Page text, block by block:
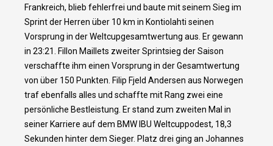
Frankreich, blieb fehlerfrei und baute mit seinem Sieg im
Sprint der Herren über 10 km in Kontiolahti seinen
Vorsprung in der Weltcupgesamtwertung aus. Er gewann
in 23:21. Fillon Maillets zweiter Sprintsieg der Saison
verschaffte ihm einen Vorsprung in der Gesamtwertung
von über 150 Punkten. Filip Fjeld Andersen aus Norwegen
traf ebenfalls alles und schaffte mit Rang zwei eine
persönliche Bestleistung. Er stand zum zweiten Mal in
seiner Karriere auf dem BMW IBU Weltcuppodest, 18,3
Sekunden hinter dem Sieger. Platz drei ging an Johannes